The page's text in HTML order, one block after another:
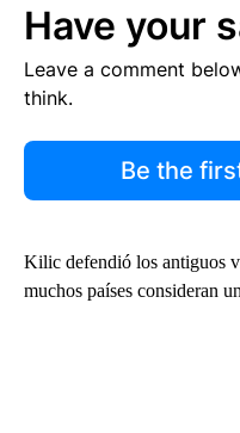
Have your
Leave a comment
think.
Be the
Kilic defendió los antiguos
muchos países consideran